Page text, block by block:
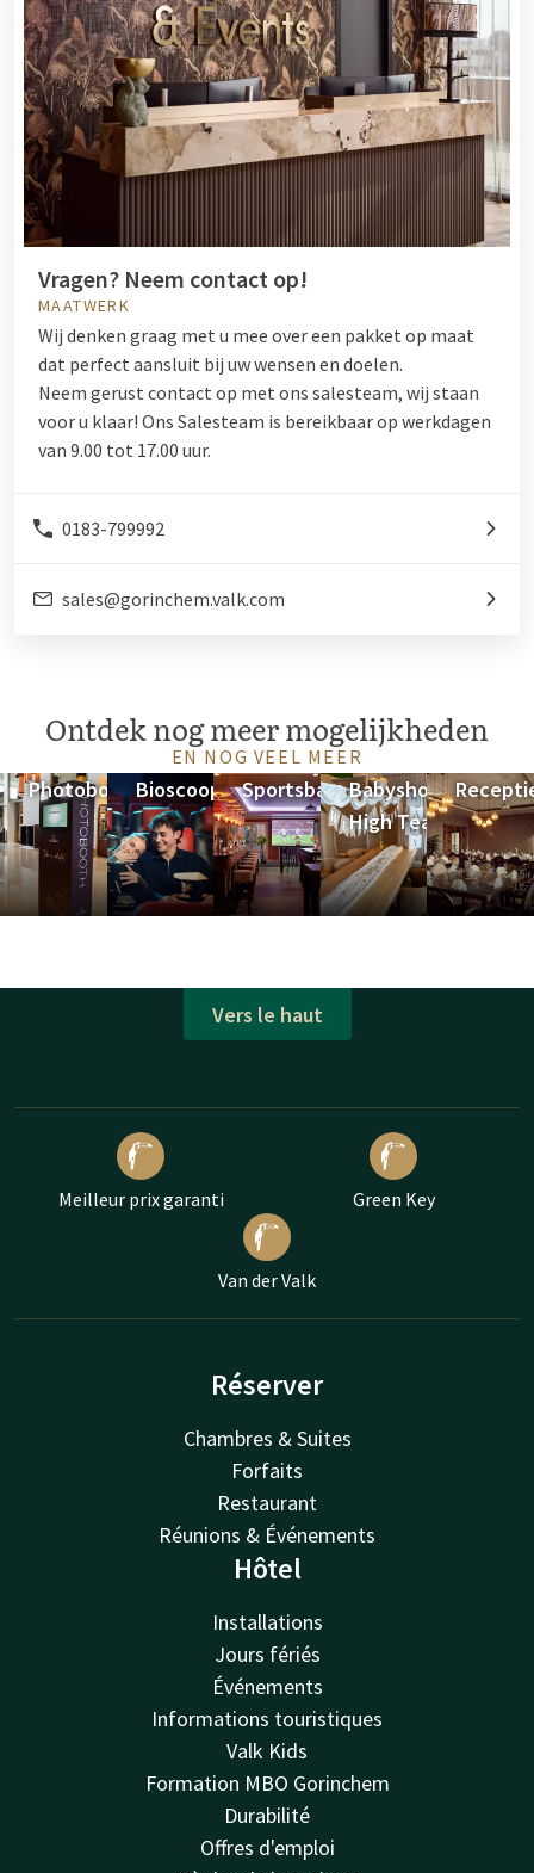
Vragen? Neem contact op!
MAATWERK
Wij denken graag met u mee over een pakket op maat
dat perfect aansluit bij uw wensen en doelen.
Neem gerust contact op met ons salesteam, wij staan
voor u klaar! Ons Salesteam is bereikbaar op werkdagen
van 9.00 tot 17.00 uur.
0183-799992
sales@gorinchem.valk.com
Ontdek nog meer mogelijkheden
EN NOG VEEL MEER
PhotoboothBioscoopzaalSportsbar Babyshower
High Tea
Vers le haut
Meilleur prix garanti Green Key
Van der Valk
Réserver
Chambres & Suites
Forfaits
Restaurant
Réunions & Événements
Hôtel
Installations
Jours fériés
Événements
Informations touristiques
Valk Kids
Formation MBO Gorinchem
Durabilité
Offres d'emploi